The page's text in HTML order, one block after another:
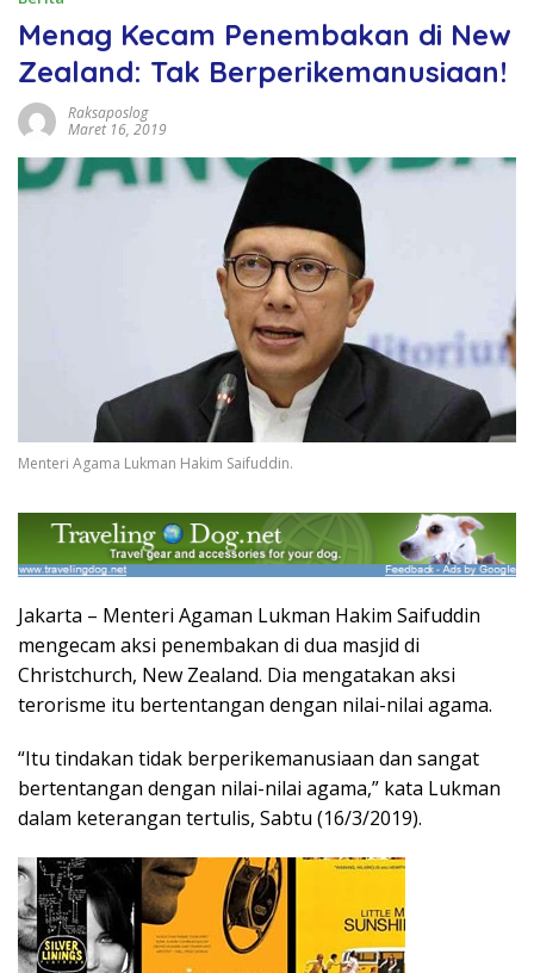
Menag Kecam Penembakan di New
Zealand: Tak Berperikemanusiaan!
Raksaposlog
Maret 16, 2019
Menteri Agama Lukman Hakim Saifuddin.
Jakarta – Menteri Agaman Lukman Hakim Saifuddin
mengecam aksi penembakan di dua masjid di
Christchurch, New Zealand. Dia mengatakan aksi
terorisme itu bertentangan dengan nilai-nilai agama.
“Itu tindakan tidak berperikemanusiaan dan sangat
bertentangan dengan nilai-nilai agama,” kata Lukman
dalam keterangan tertulis, Sabtu (16/3/2019).